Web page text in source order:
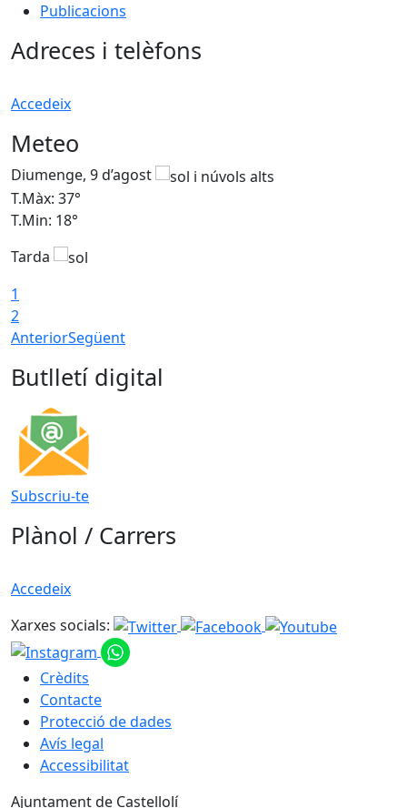
Publicacions
Adreces i telèfons
Accedeix
Meteo
Diumenge, 9 d’agost
T.Màx: 37°
T.Min: 18°
Tarda
1
2
AnteriorSegüent
Butlletí digital
Subscriu-te
Plànol / Carrers
Accedeix
Xarxes socials:
Crèdits
Contacte
Protecció de dades
Avís legal
Accessibilitat
Ajuntament de Castellolí